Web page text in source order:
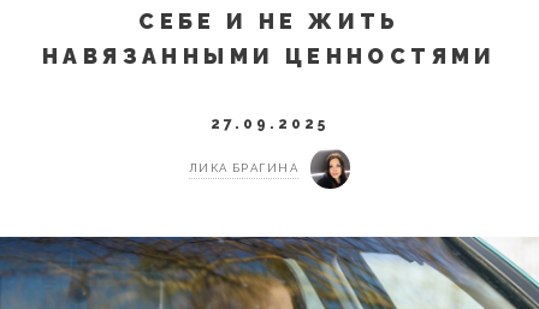
СЕБЕ И НЕ ЖИТЬ
НАВЯЗАННЫМИ ЦЕННОСТЯМИ
27.09.2025
ЛИКА БРАГИНА